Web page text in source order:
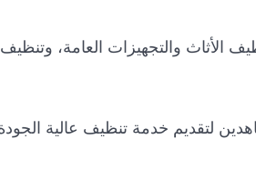
الأثاث والتجهيزات العامة،
لتقديم خدمة تنظيف عالية